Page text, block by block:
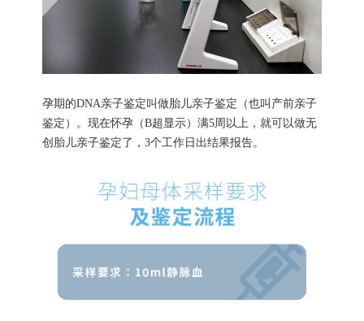
孕期的DNA亲子鉴定叫做胎儿亲子鉴定（也叫产前亲子
鉴定）。现在怀孕（B超显示）满5周以上，就可以做无
创胎儿亲子鉴定了，3个工作日出结果报告。